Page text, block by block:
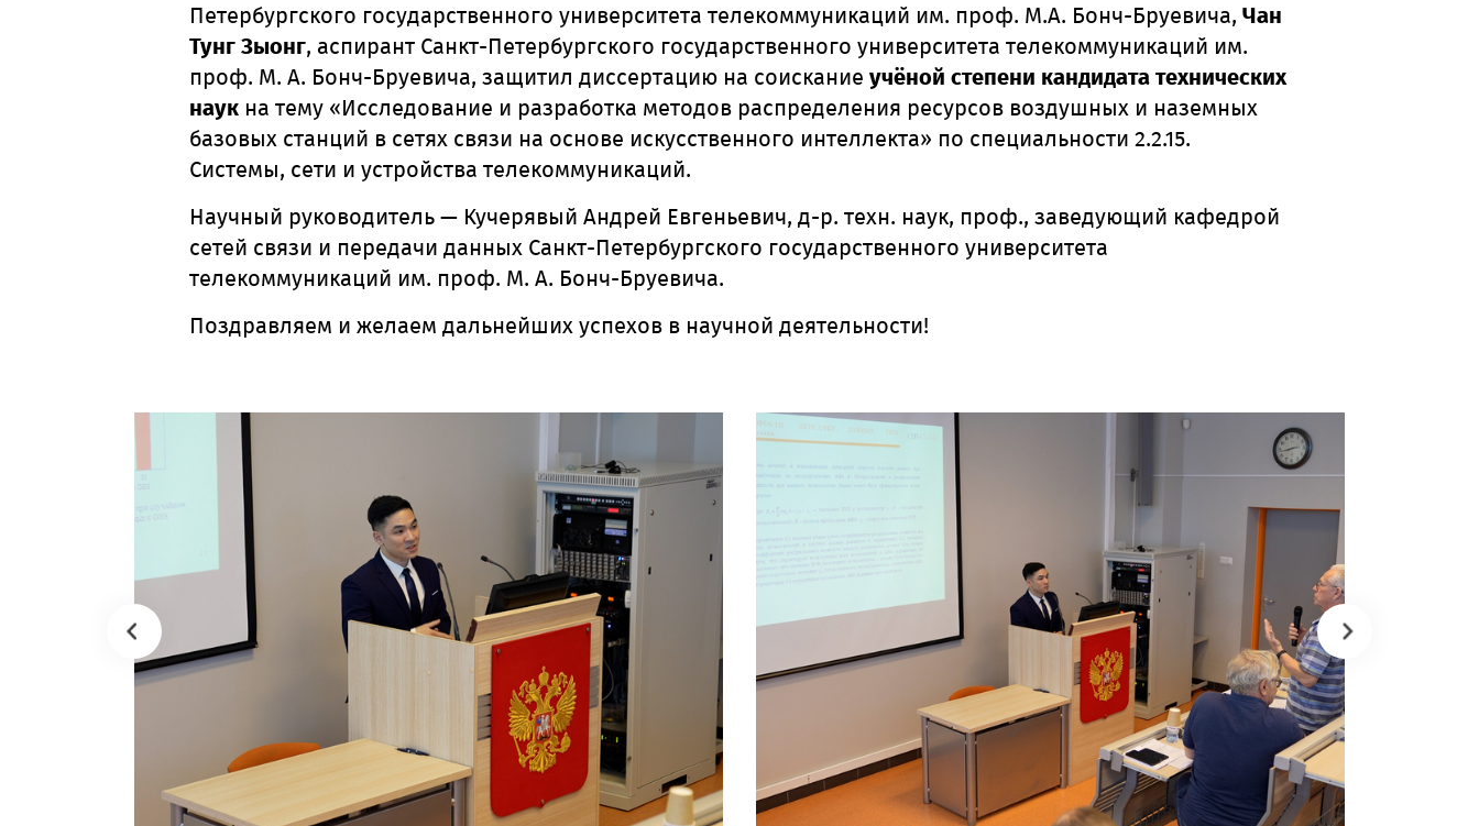
Петербургского государственного университета телекоммуникаций им. проф. М.А. Бонч-Бруевича, Чан
Тунг Зыонг, аспирант Санкт-Петербургского государственного университета телекоммуникаций им.
проф. М. А. Бонч-Бруевича, защитил диссертацию на соискание учёной степени кандидата технических
наук на тему «Исследование и разработка методов распределения ресурсов воздушных и наземных
базовых станций в сетях связи на основе искусственного интеллекта» по специальности 2.2.15.
Системы, сети и устройства телекоммуникаций.
Научный руководитель — Кучерявый Андрей Евгеньевич, д-р. техн. наук, проф., заведующий кафедрой
сетей связи и передачи данных Санкт-Петербургского государственного университета
телекоммуникаций им. проф. М. А. Бонч-Бруевича.
Поздравляем и желаем дальнейших успехов в научной деятельности!